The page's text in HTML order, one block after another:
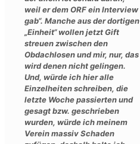
weil er dem ORF ein Interview
gab“. Manche aus der dortigen
„Einheit“ wollen jetzt Gift
streuen zwischen den
Obdachlosen und mir, nur, das
wird denen nicht gelingen.
Und, würde ich hier alle
Einzelheiten schreiben, die
letzte Woche passierten und
gesagt bzw. geschrieben
wurden, würde ich meinem
Verein massiv Schaden